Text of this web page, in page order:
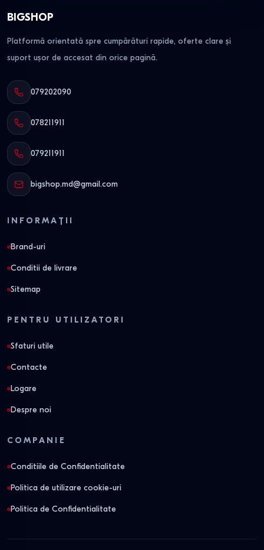
BIGSHOP
Platformă orientată spre cumpărături rapide, oferte clare și
suport ușor de accesat din orice pagină.
079202090
078211911
079211911
bigshop.md@gmail.com
INFORMAȚII
Brand-uri
Conditii de livrare
Sitemap
PENTRU UTILIZATORI
Sfaturi utile
Contacte
Logare
Despre noi
COMPANIE
Conditiile de Confidentialitate
Politica de utilizare cookie-uri
Politica de Confidentialitate